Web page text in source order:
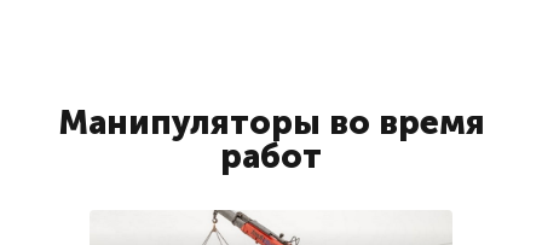
Манипуляторы во время
работ